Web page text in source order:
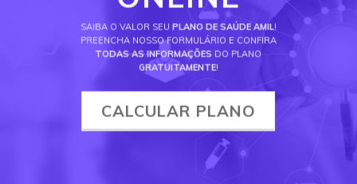
SAIBA O VALOR SEU PLANO DE SAÚDE AMIL!
PREENCHA NOSSO FORMULÁRIO E CONFIRA
TODAS AS INFORMAÇÕES DO PLANO
GRATUITAMENTE!
CALCULAR PLANO